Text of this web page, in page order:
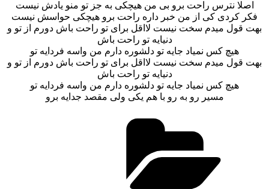
اصلا نترس راحت برو بی من هیچکی به جز تو منو یادش نیست
فکر کردی کی از من خبر داره راحت برو هیچکی حواسش نیست
بهت قول میدم سخت نیست لااقل برای تو راحت باش دورم از تو و
دنیایه تو راحت باش
هیچ کس نمیاد جایه تو دلشوره دارم من واسه فردایه تو
بهت قول میدم سخت نیست لااقل برای تو راحت باش دورم از تو و
دنیایه تو راحت باش
هیچ کس نمیاد جایه تو دلشوره دارم من واسه فردایه تو
مسیر رو به رو با هم یکی ولی مقصد جدایه برو